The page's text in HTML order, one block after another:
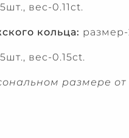
вес-0.11ct.
кольца:
вес-0.15ct.
размере от